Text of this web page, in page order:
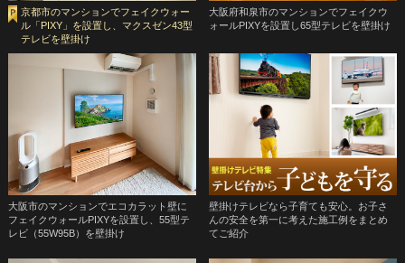
京都市のマンションでフェイクウォー
ル「PIXY」を設置し、マクスゼン43型
テレビを壁掛け
大阪府和泉市のマンションでフェイクウ
ォールPIXYを設置し65型テレビを壁掛け
大阪市のマンションでエコカラット壁に
フェイクウォールPIXYを設置し、55型テ
レビ（55W95B）を壁掛け
壁掛けテレビなら子育ても安心。お子さ
んの安全を第一に考えた施工例をまとめ
てご紹介